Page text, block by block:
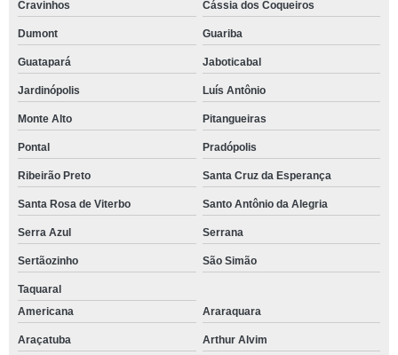
Cravinhos Cássia dos Coqueiros
Dumont Guariba
Guatapará Jaboticabal
Jardinópolis Luís Antônio
Monte Alto Pitangueiras
Pontal Pradópolis
Ribeirão Preto Santa Cruz da Esperança
Santa Rosa de Viterbo Santo Antônio da Alegria
Serra Azul Serrana
Sertãozinho São Simão
Taquaral
Americana
Araraquara
Araçatuba Arthur Alvim